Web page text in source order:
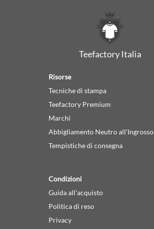
Teefactory Italia
Risorse
Tecniche di stampa
Teefactory Premium
Marchi
Abbigliamento Neutro all'Ingrosso
Tempistiche di consegna
Condizioni
Guida all'acquisto
Politica di reso
Privacy